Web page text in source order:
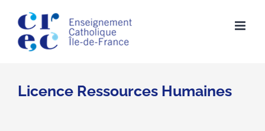
content
Licence Ressources Humaines